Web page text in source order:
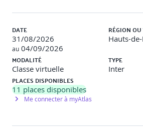
Jour 1
Introduction à l’IA
Définitions IA et effet IA
IA étroite, générale, super IA
DATE
31/08/2026
au 04/09/2026
RÉGION
Hauts-
MODALITÉ
Classe virtuelle
TYPE
Inter
PLACES DISPONIBLES
11 places disponibles
Me connecter à myAtlas